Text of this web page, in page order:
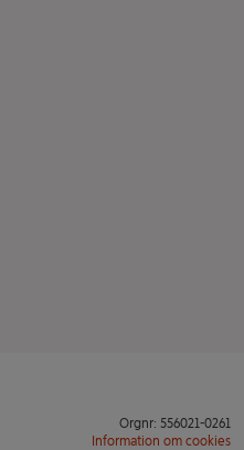
Orgnr: 556021-0261
Information om cookies